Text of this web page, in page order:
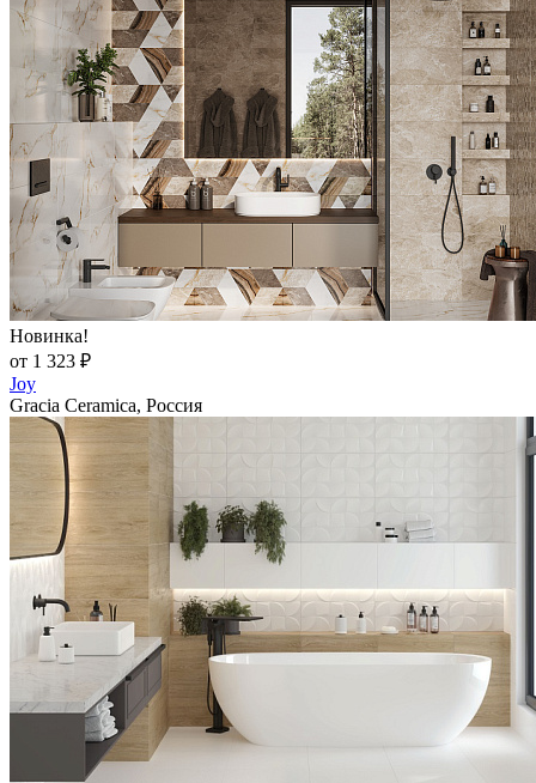
Новинка!
от 1 323 ₽
Joy
Gracia Ceramica, Россия